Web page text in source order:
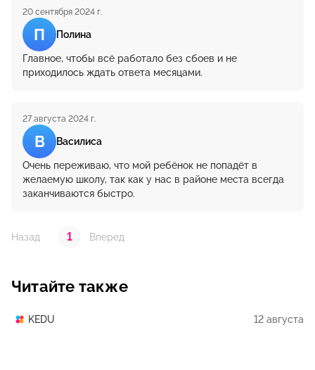
П Полина
20 сентября 2024 г.
Главное, чтобы всё работало без сбоев и не
приходилось ждать ответа месяцами.
В Василиса
27 августа 2024 г.
Очень переживаю, что мой ребёнок не попадёт в
желаемую школу, так как у нас в районе места всегда
заканчиваются быстро.
Назад 1 Вперед
Читайте также
KEDU 12 августа